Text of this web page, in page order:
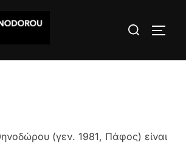
Search
(γεν. 1981, Πάφος) είναι